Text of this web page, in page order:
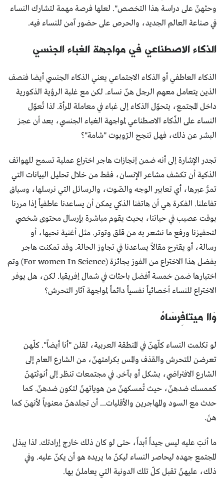
وحثهنّ على دراسة هذا التخصص". لعلها فرصة مهمة لتشارك النساء
في صناعة العالم الجديد، والحرص على حضور آمن للنساء فيه.
الذكاء الاصطناعي في مواجهة الغباء الجنسي
الذكاء العاطفي أو الذكاء الاجتماعي يعني الذكاء الجنسي أيضا فنصف
الذين يتعامل معهم الرجل هنّ نساء. لكن مع غلبة الرؤية الذكورية
داخل المجتمع، يتحوّل الذكاء إلى غباء في معاملة المرأة. لذا تُعوّل
النساء على الذّكاء الاصطناعي لمواجهة الغباء الجنسي، بعد أن عجز
البشر عن ذلك، فهل تنجح الرّوبوت "شامة"؟
تجدر الإشارة إلى أنه ضمن إنجازات هاجر اختراع عملية تسمح للهواتف
الذكية أن تكشف مشاعر الإنسان، فقط من خلال تحليل البيانات التي
تمرُّ عبرها، أي تعابير الوجه والصّوت، والرسائل التي نرسلها، وسياق
تفاعلنا. الفكرة هي أن هاتفنا الذكي يمكن أن يساعدنا عاطفياً إذا مررنا
بوقت عصيب في حياتنا، بحيث يقوم مباشرة بإرسال محتوى شخصي
لتحفيزنا ورفع ما نشعر به من قلق وتوتر. مثل أغنية نحبها، أو
رسالة، أو يقترح مقالاً يساعدنا في تجاوز الحالة. وقد تمكنت هاجر
بفضل هذا الاختراع من الفوز بجائزة (For women In Science) وتم
اختيارها ضمن خمسة أفضل باحثات في شمال إفريقيا. لكن، هل يوفر
الاختراع للنساء أخصائياً نفسياً دائماً لمواجهة آثار التحرش؟
وَاا ميتافِرسَاهْ
لو تكلمت النساء كلّهنّ في المنطقة العربية، لقلن "أنا أيضاً". كلّهن
تعرضن للتحرش والقذف والمس بكرامتهنّ، من الشارع العام إلى
الشارع الافتراضي، بشكل أو بآخر. في مجتمعات تنظر إلى أنوثتهنّ
كممسك ضدهنّ، حيث تُمسكهنّ من هوياتهنّ لتكون ضدهنّ. كما
حدث مع السود والمهاجرين والأقليات... أن تجلدهنّ معنوياً لأنهنَ كما
هنَ.
ما أنتِ عليه ليس جيداً أبداً، حتى لو كان ذلك خارج إرادتك. لذا يبذل
المجتمع جهده ليحاصر النساء ليكنّ ما يريده هو أن يكنّ عليه. وفي
ذلك، عليهنّ تقبل كلّ تلك الدونية التي يعاملنَ بها.